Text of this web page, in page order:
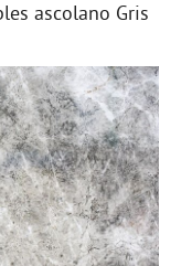
ascolano Gris